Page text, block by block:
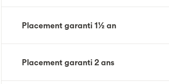
Placement garanti 1½ an
Placement garanti 2 ans